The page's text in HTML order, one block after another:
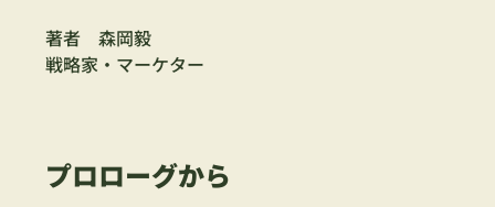
著者　森岡毅
戦略家・マーケター
プロローグから